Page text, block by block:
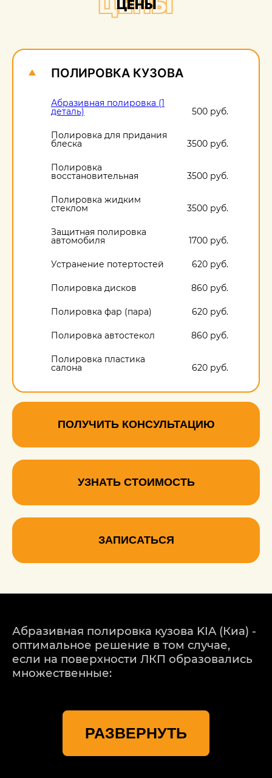
ЦЕНЫ
ПОЛИРОВКА КУЗОВА
Абразивная полировка (1
деталь) 500 руб.
Полировка для придания
блеска 3500 руб.
Полировка
восстановительная 3500 руб.
Полировка жидким
стеклом 3500 руб.
Защитная полировка
автомобиля 1700 руб.
Устранение потертостей 620 руб.
Полировка дисков 860 руб.
Полировка фар (пара) 620 руб.
Полировка автостекол 860 руб.
Полировка пластика
салона 620 руб.
Полировка кузова под
ключ 5900 руб.
ПОЛУЧИТЬ КОНСУЛЬТАЦИЮ
УЗНАТЬ СТОИМОСТЬ
ЗАПИСАТЬСЯ
Абразивная полировка кузова KIA (Киа) -
оптимальное решение в том случае,
если на поверхности ЛКП образовались
множественные:
слоя, царапины и трещины, сколы;
участки помутнения краски.
РАЗВЕРНУТЬ